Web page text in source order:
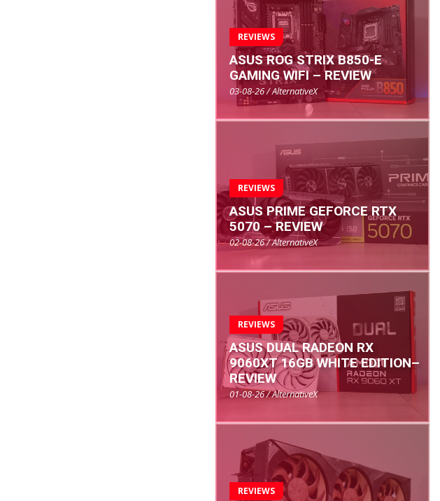
REVIEWS
ASUS ROG STRIX B850-E
GAMING WIFI – REVIEW
03-08-26 / AlternativeX
REVIEWS
ASUS PRIME GEFORCE RTX
5070 – REVIEW
02-08-26 / AlternativeX
REVIEWS
ASUS DUAL RADEON RX
9060XT 16GB WHITE EDITION–
REVIEW
01-08-26 / AlternativeX
REVIEWS